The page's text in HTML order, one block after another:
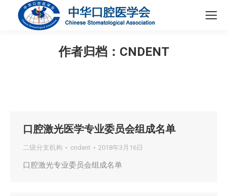
作者归档： CNDENT
口腔激光医学专业委员会组成名单
二级分支机构 cndent 2018年3月16日
口腔激光专业委员会组成名单